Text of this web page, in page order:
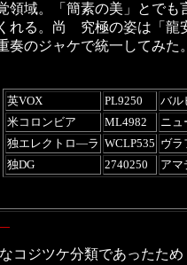
領域。「簡素の美」とで
れる。尚 究極の姿は「龍
奏のジャケで統一してみた
英VOX PL9250
バル
米コロンビア
ML4982
ニュ
独エレクトロ―ラ WCLP535 ヴラ
独DG
2740250 アマ
コジツケ分類であったた